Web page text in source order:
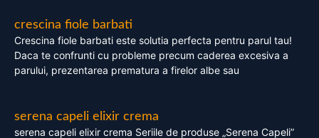
crescina fiole barbati
Crescina fiole barbati este solutia perfecta pentru parul tau!
Daca te confrunti cu probleme precum caderea excesiva a
parului, prezentarea prematura a firelor albe sau
serena capeli elixir crema
serena capeli elixir crema Seriile de produse „Serena Capeli”